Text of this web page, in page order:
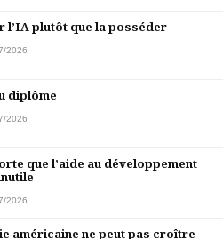
l’IA plutôt que la posséder
2026
diplôme
2026
que l’aide au développement
2026
américaine ne peut pas croître